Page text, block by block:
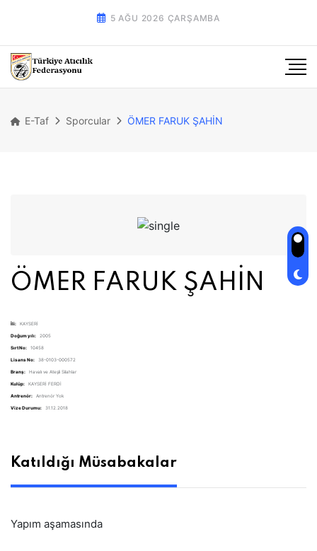
5 AĞU 2026 ÇARŞAMBA
E-Taf Sporcular ÖMER FARUK ŞAHİN
ÖMER FARUK ŞAHİN
İli: KAYSERİ
Doğum yılı: 2005
Sırt No: 10458
Lisans No: 38-0103-000572
Branş: Havalı ve Ateşli Silahlar
Kulüp: KAYSERİ FERDİ
Antrenör: Antrenör Yok
Vize Durumu: 31.12.2018
Katıldığı Müsabakalar
Yapım aşamasında